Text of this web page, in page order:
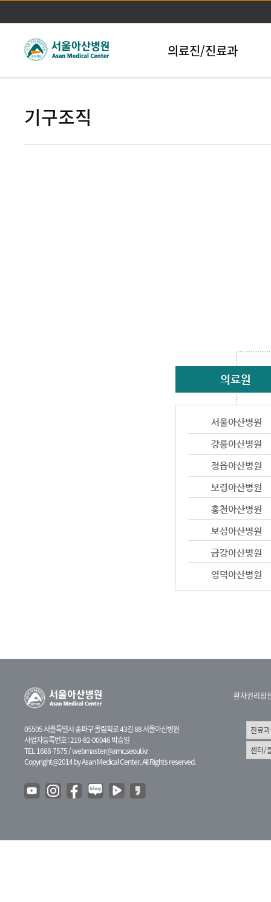
본문바로가기
의료진/진료과
기구조직
05505 서울특별시 송파구 올림픽로 43길 88 서울아산병원
사업자등록번호 : 219-82-00046 박승일
TEL 1688-7575 /webmaster@amc.seoul.kr
Copyright@2014 by Asan Medical Center. All Rights reserved.
환자권리장